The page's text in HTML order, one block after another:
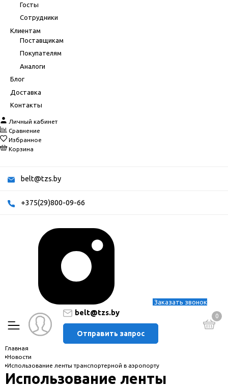
Госты
Сотрудники
Клиентам
Поставщикам
Покупателям
Аналоги
Блог
Доставка
Контакты
Личный кабинет
Сравнение
Избранное
Корзина
belt@tzs.by
+375(29)800-09-66
Заказать звонок
belt@tzs.by
Отправить запрос
0
Главная
Новости
Использование ленты транспортерной в аэропорту
Использование ленты